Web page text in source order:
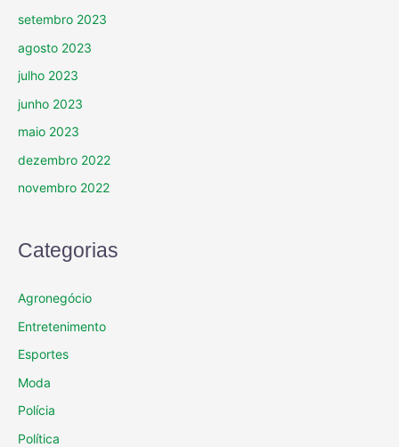
setembro 2023
agosto 2023
julho 2023
junho 2023
maio 2023
dezembro 2022
novembro 2022
Categorias
Agronegócio
Entretenimento
Esportes
Moda
Polícia
Política